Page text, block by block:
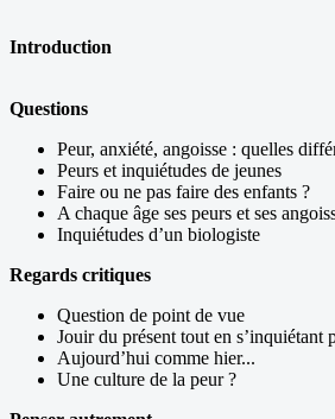
Introduction
Questions
Peur, anxiété, angoisse : quelles
Peurs et inquiétudes de jeunes
Faire ou ne pas faire des enfants ?
A chaque âge ses peurs et ses
Inquiétudes d’un biologiste
Regards critiques
Question de point de vue
Jouir du présent tout en s’inquiétant
Aujourd’hui comme hier...
Une culture de la peur ?